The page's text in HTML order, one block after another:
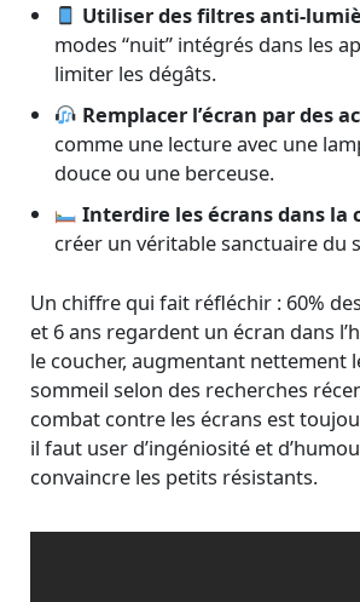
Utiliser des filtres anti-
modes “nuit” intégrés dans les
limiter les dégâts.
Remplacer l’écran par des
comme une lecture avec une
douce ou une berceuse.
Interdire les écrans dans la
créer un véritable sanctuaire du
Un chiffre qui fait réfléchir : 60%
et 6 ans regardent un écran dans
le coucher, augmentant nettement
sommeil selon des recherches
combat contre les écrans est
il faut user d’ingéniosité et
convaincre les petits résistants.